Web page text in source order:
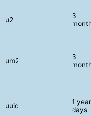
u2
3
um2
3
uuid
1
days